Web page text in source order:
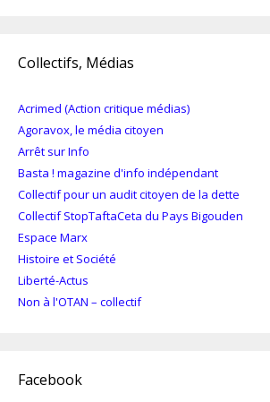
Collectifs, Médias
Acrimed (Action critique médias)
Agoravox, le média citoyen
Arrêt sur Info
Basta ! magazine d'info indépendant
Collectif pour un audit citoyen de la dette
Collectif StopTaftaCeta du Pays Bigouden
Espace Marx
Histoire et Société
Liberté-Actus
Non à l'OTAN – collectif
Facebook